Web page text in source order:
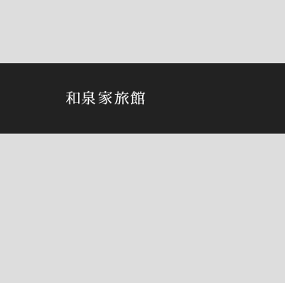
和泉家旅館